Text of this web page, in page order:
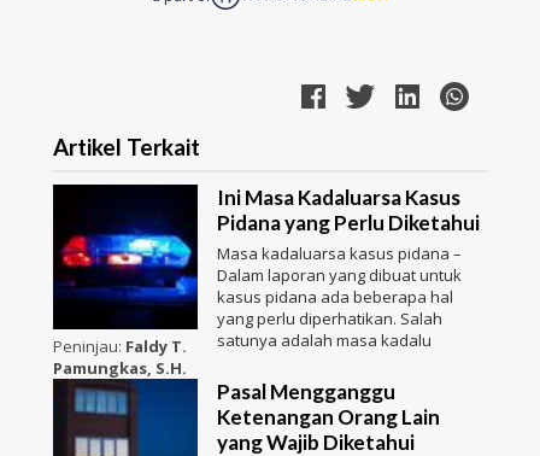
Artikel Terkait
Peninjau: Faldy T.
Pamungkas, S.H.
Ini Masa Kadaluarsa Kasus
Pidana yang Perlu Diketahui
Masa kadaluarsa kasus pidana –
Dalam laporan yang dibuat untuk
kasus pidana ada beberapa hal
yang perlu diperhatikan. Salah
satunya adalah masa kadalu
Pasal Mengganggu
Ketenangan Orang Lain
yang Wajib Diketahui